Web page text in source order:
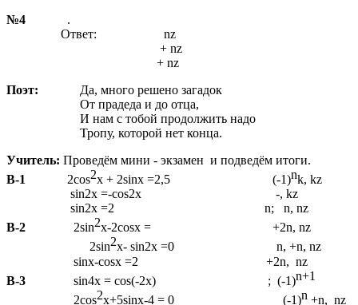
№4 .
Ответ: nz
+ nz
+ nz
Поэт: Да, много решено загадок
От прадеда и до отца,
И нам с тобой продолжить надо
Тропу, которой нет конца.
Учитель: Проведём мини - экзамен и подведём итоги.
В-1
2cos2x + 2sinx =2,5 (-1)nk, kz
sin2x =-cos2x -, kz
sin2x =2 n; n, nz
B-2 2sin2x-2cosx = +2n, nz
2sin2x- sin2x =0 n, +n, nz
sinx-cosx =2 +2n, nz
B-3 sin4x = cos(-2x) ; (-1)n+1
2cos2x+5sinx-4 = 0 (-1)n +n, nz